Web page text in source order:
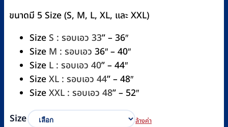
ขนาดมี 5 Size (S, M, L, XL, และ XXL)
SizeS : รอบเอว 33” – 36″
Size M : รอบเอว 36″ – 40″
Size L : รอบเอว 40” – 44″
SizeXL : รอบเอว 44” – 48″
SizeXXL : รอบเอว 48” – 52″
Size
ล้างค่า